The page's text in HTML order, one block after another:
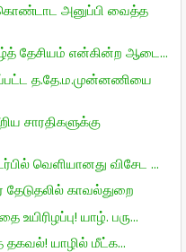
அனுப்பி வைத்த
தேசியம் என்கின்ற ஆடை...
த.தே.ம.முன்னணியை
சாரதிகளுக்கு
வெளியானது விசேட ...
காவல்துறை
உயிரிழப்பு! யாழ். பரு...
தகவல்! யாழில் மீட்க...